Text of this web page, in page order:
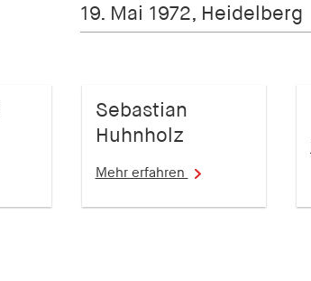
19. Mai 1972, Heidelberg
Sebastian
Huhnholz
Mehr erfahren